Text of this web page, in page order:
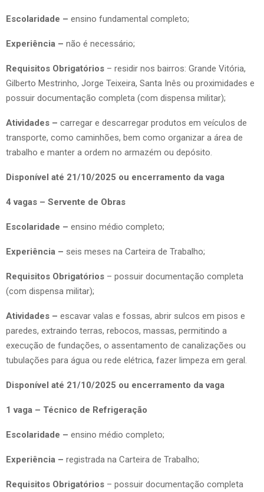
Escolaridade – ensino fundamental completo;
Experiência – não é necessário;
Requisitos Obrigatórios – residir nos bairros: Grande Vitória,
Gilberto Mestrinho, Jorge Teixeira, Santa Inês ou proximidades e
possuir documentação completa (com dispensa militar);
Atividades – carregar e descarregar produtos em veículos de
transporte, como caminhões, bem como organizar a área de
trabalho e manter a ordem no armazém ou depósito.
Disponível até 21/10/2025 ou encerramento da vaga
4 vagas – Servente de Obras
Escolaridade – ensino médio completo;
Experiência – seis meses na Carteira de Trabalho;
Requisitos Obrigatórios – possuir documentação completa
(com dispensa militar);
Atividades – escavar valas e fossas, abrir sulcos em pisos e
paredes, extraindo terras, rebocos, massas, permitindo a
execução de fundações, o assentamento de canalizações ou
tubulações para água ou rede elétrica, fazer limpeza em geral.
Disponível até 21/10/2025 ou encerramento da vaga
1 vaga – Técnico de Refrigeração
Escolaridade – ensino médio completo;
Experiência – registrada na Carteira de Trabalho;
Requisitos Obrigatórios – possuir documentação completa